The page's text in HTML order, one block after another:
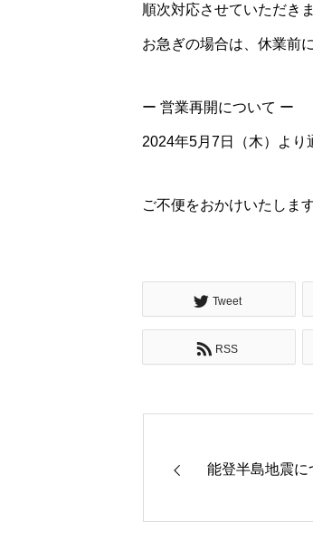
順次対応させていただきま
お急ぎの場合は、休業前
ー 営業再開について ー
2024年5月7日（木）より
ご不便をおかけいたしま
Tweet
RSS
能登半島地震に